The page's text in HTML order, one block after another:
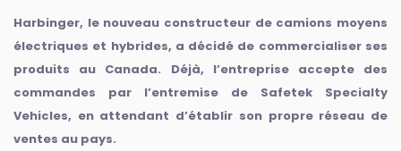
Harbinger, le nouveau constructeur de camions moyens
électriques et hybrides, a décidé de commercialiser ses
produits au Canada. Déjà, l’entreprise accepte des
commandes par l’entremise de Safetek Specialty
Vehicles, en attendant d’établir son propre réseau de
ventes au pays.